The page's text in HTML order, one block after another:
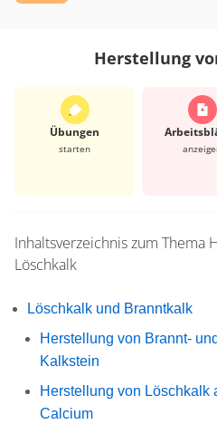
Herstellung
Übungen
starten
Inhaltsverzeichnis zum Thema
Löschkalk
Löschkalk und Branntkalk
Herstellung von Brannt-
Kalkstein
Herstellung von Löschkalk
Calcium